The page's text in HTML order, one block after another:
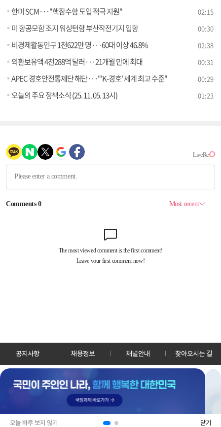
오늘 하루 보지 않기 닫기
한미 SCM···"핵잠수함 도입 적극 지원" 02:15
미 항공모함 조지 워싱턴함 부산작전기지 입항 00:30
비경제활동인구 1천622만 명···60대 이상 46.8% 02:38
외환보유액 4천288억 달러···21개월 만에 최대 00:31
APEC 경호안전통제단 해단···"'K-경호' 세계 최고 수준" 00:29
오늘의 주요 정책소식 (25. 11. 05. 13시) 01:23
공지사항 채용정보 채널안내 찾아오시는 길
30128 세종특별자치시 정부2청사로 13 한국정책방송원 KTV
TEL: 044-204-8000
Copyrightⓒ KTV 국민방송 All Rights Reserved.